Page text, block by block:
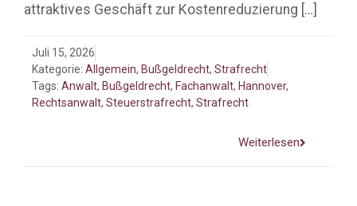
attraktives Geschäft zur Kostenreduzierung […]
Juli 15, 2026
Kategorie: Allgemein, Bußgeldrecht, Strafrecht
Tags: Anwalt, Bußgeldrecht, Fachanwalt, Hannover,
Rechtsanwalt, Steuerstrafrecht, Strafrecht
Weiterlesen